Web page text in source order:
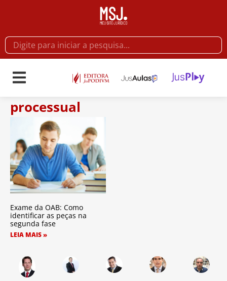
processual
Exame da OAB: Como
identificar as peças na
segunda fase
LEIA MAIS »